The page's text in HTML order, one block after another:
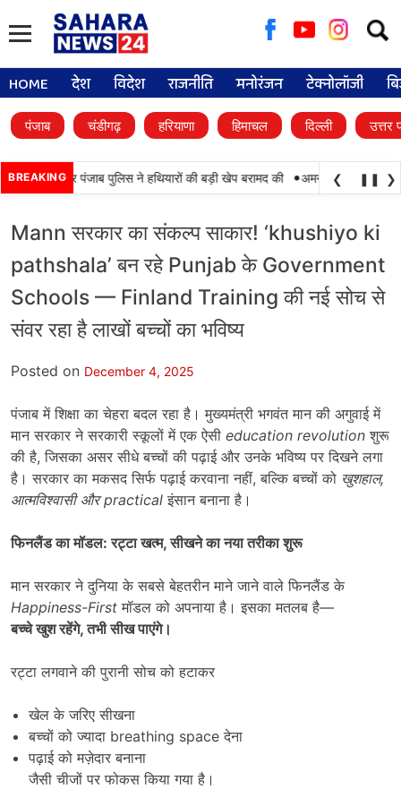
for:
HOME देश विदेश राजनीति मनोरंजन टेक्नोलॉजी
पंजाब चंडीगढ़ हरियाणा हिमाचल दिल्ली उत्तर
BREAKING
BSF और पंजाब पुलिस ने हथियारों की बड़ी खेप बरामद की • अमन अरोड़ा ने शाहकोट
❮ ❚❚ ❯
Mann सरकार का संकल्प साकार! ‘khushiyo ki
pathshala’ बन रहे Punjab के Government
Schools — Finland Training की नई सोच से
संवर रहा है लाखों बच्चों का भविष्य
Posted on December 4, 2025
पंजाब में शिक्षा का चेहरा बदल रहा है। मुख्यमंत्री भगवंत मान की अगुवाई में
मान सरकार ने सरकारी स्कूलों में एक ऐसी education revolution शुरू
की है, जिसका असर सीधे बच्चों की पढ़ाई और उनके भविष्य पर दिखने लगा
है। सरकार का मकसद सिर्फ पढ़ाई करवाना नहीं, बल्कि बच्चों को खुशहाल,
आत्मविश्वासी औरpractical इंसान बनाना है।
फिनलैंड का मॉडल: रट्टा खत्म,सीखने का नया तरीका शुरू
मान सरकार ने दुनिया के सबसे बेहतरीन माने जाने वाले फिनलैंड के
Happiness-First मॉडल को अपनाया है। इसका मतलब है—
बच्चे खुश रहेंगे,तभी सीख पाएंगे।
रट्टा लगवाने की पुरानी सोच को हटाकर
खेल के जरिए सीखना
बच्चों को ज्यादा breathing space देना
पढ़ाई को मज़ेदार बनाना
जैसी चीजों पर फोकस किया गया है।